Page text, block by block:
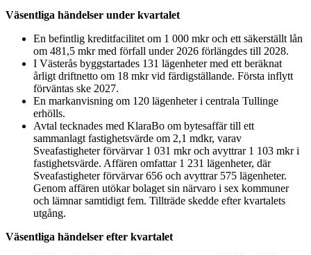
Väsentliga händelser under kvartalet
En befintlig kreditfacilitet om 1 000 mkr och ett säkerställt lån
om 481,5 mkr med förfall under 2026 förlängdes till 2028.
I Västerås byggstartades 131 lägenheter med ett beräknat
årligt driftnetto om 18 mkr vid färdigställande. Första inflytt
förväntas ske 2027.
En markanvisning om 120 lägenheter i centrala Tullinge
erhölls.
Avtal tecknades med KlaraBo om bytesaffär till ett
sammanlagt fastighetsvärde om 2,1 mdkr, varav
Sveafastigheter förvärvar 1 031 mkr och avyttrar 1 103 mkr i
fastighetsvärde. Affären omfattar 1 231 lägenheter, där
Sveafastigheter förvärvar 656 och avyttrar 575 lägenheter.
Genom affären utökar bolaget sin närvaro i sex kommuner
och lämnar samtidigt fem. Tillträde skedde efter kvartalets
utgång.
Väsentliga händelser efter kvartalet